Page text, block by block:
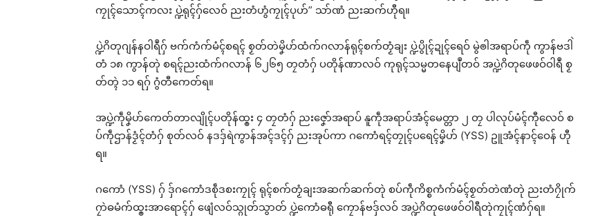
ကၠုၚ်သောၚ်ကလး ပ္ဍဲရုၚ်ဂှ်လေဝ် ညးတံဟွံကၠုၚ်ပုဟ်” သာ်ဏံ ညးဆက်ဟီုရ။
ပ္ဍဲဂိတုဂျန်နဝါရဳဂှ် ဗက်ကံက်မံၚ်စရၚ် စၟတ်တဲမၞိဟ်ထံက်ဂလာန်ရုၚ်စက်တၟံချး ပ္ဍဲပွိုၚ်ဍုၚ်ရေဝ် မွဲၜါအရာပ်ကဵု ကွာန်ဗဒါဲ
တံ ၁၈ ကွာန်တုဲ စရၚ်ညးထံက်ဂလာန် ၆၂၆၅ တၠတံဂှ် ပတိုန်ဏာလဝ် ကုရုၚ်သမ္မတနေပျဳတဝ် အပ္ဍဲဂိတုဖေဖဝ်ဝါရဳ စၟ
တ်တ္ၚဲ ၁၁ ရဂှ် ဂွံတီကေတ်ရ။
အပ္ဍဲကဵုမၞိဟ်ကေတ်တာလျိုၚ်ပတိုန်ထ္ၜး ၄ တၠတံဂှ် ညးဇၞော်အရာပ် နူကဵုအရာပ်အံၚ်မေတ္တာ ၂ တၠ ပါလုပ်မံၚ်ကီုလေဝ် စ
ပ်ကဵုဌာန်ဒၟံၚ်တံဂှ် စုတ်လဝ် နဒဒှ်ရဲကွာန်အၚ်ဒၚ်ဂှ် ညးအုပ်ကာ ဂကောံရၚ်တၠုၚ်ပရေၚ်မၞိဟ် (YSS) ဥူအံၚ်နာၚ်ဝေန် ဟီု
ရ။
ဂကောံ (YSS) ဂှ် ဒှ်ဂကောံဒစဵုဒစးကၠုၚ် ရုၚ်စက်တၟံချးအဆက်ဆက်တုဲ စပ်ကဵုကိစ္စကံက်မံၚ်စၟတ်တဲဏံတုဲ ညးတံဂၠိုက်
ဂၠာဲဓမံက်ထ္ၜးအာရောၚ်ဂှ် ဖျေံလဝ်သ္ဂုတ်သွာတ် ပ္ဍဲကောံဓရီု ကၠောန်ဗဒှ်လဝ် အပ္ဍဲဂိတုဖေဖဝ်ဝါရီတုဲကၠုၚ်ဏံဂှ်ရ။